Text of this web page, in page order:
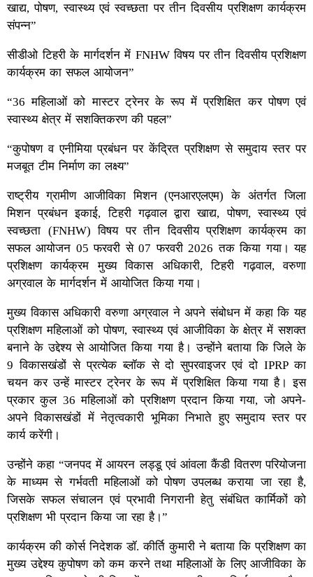
खाद्य, पोषण, स्वास्थ्य एवं स्वच्छता पर तीन दिवसीय प्रशिक्षण कार्यक्रम
संपन्न”
सीडीओ टिहरी के मार्गदर्शन में FNHW विषय पर तीन दिवसीय प्रशिक्षण
कार्यक्रम का सफल आयोजन”
“36 महिलाओं को मास्टर ट्रेनर के रूप में प्रशिक्षित कर पोषण एवं
स्वास्थ्य क्षेत्र में सशक्तिकरण की पहल”
“कुपोषण व एनीमिया प्रबंधन पर केंद्रित प्रशिक्षण से समुदाय स्तर पर
मजबूत टीम निर्माण का लक्ष्य”
राष्ट्रीय ग्रामीण आजीविका मिशन (एनआरएलएम) के अंतर्गत जिला
मिशन प्रबंधन इकाई, टिहरी गढ़वाल द्वारा खाद्य, पोषण, स्वास्थ्य एवं
स्वच्छता (FNHW) विषय पर तीन दिवसीय प्रशिक्षण कार्यक्रम का
सफल आयोजन 05 फरवरी से 07 फरवरी 2026 तक किया गया। यह
प्रशिक्षण कार्यक्रम मुख्य विकास अधिकारी, टिहरी गढ़वाल, वरुणा
अग्रवाल के मार्गदर्शन में आयोजित किया गया।
मुख्य विकास अधिकारी वरुणा अग्रवाल ने अपने संबोधन में कहा कि यह
प्रशिक्षण महिलाओं को पोषण, स्वास्थ्य एवं आजीविका के क्षेत्र में सशक्त
बनाने के उद्देश्य से आयोजित किया गया है। उन्होंने बताया कि जिले के
9 विकासखंडों से प्रत्येक ब्लॉक से दो सुपरवाइजर एवं दो IPRP का
चयन कर उन्हें मास्टर ट्रेनर के रूप में प्रशिक्षित किया गया है। इस
प्रकार कुल 36 महिलाओं को प्रशिक्षण प्रदान किया गया, जो अपने-
अपने विकासखंडों में नेतृत्वकारी भूमिका निभाते हुए समुदाय स्तर पर
कार्य करेंगी।
उन्होंने कहा “जनपद में आयरन लड्डू एवं आंवला कैंडी वितरण परियोजना
के माध्यम से गर्भवती महिलाओं को पोषण उपलब्ध कराया जा रहा है,
जिसके सफल संचालन एवं प्रभावी निगरानी हेतु संबंधित कार्मिकों को
प्रशिक्षण भी प्रदान किया जा रहा है।”
कार्यक्रम की कोर्स निदेशक डॉ. कीर्ति कुमारी ने बताया कि प्रशिक्षण का
मुख्य उद्देश्य कुपोषण को कम करने तथा महिलाओं के लिए आजीविका के